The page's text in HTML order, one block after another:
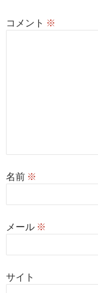
コメント ※
名前 ※
メール ※
サイト